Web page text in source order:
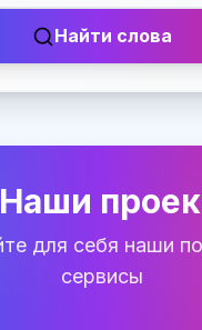
Найти слова
для себя наши
сервисы